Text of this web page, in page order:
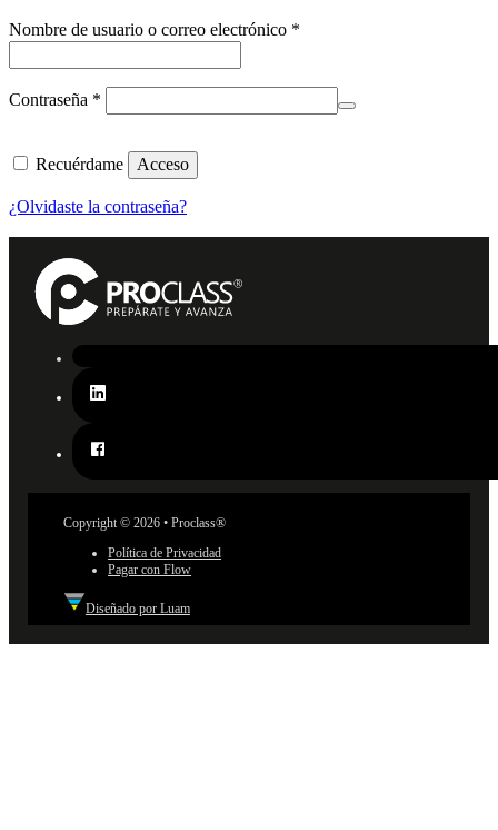
Nombre de usuario o correo electrónico *
Contraseña *
Recuérdame Acceso
¿Olvidaste la contraseña?
Copyright © 2026 • Proclass®
Política de Privacidad
Pagar con Flow
Diseñado por Luam